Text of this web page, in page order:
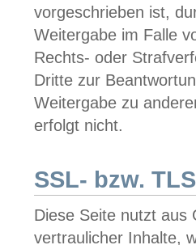
vorgeschrieben ist,
Weitergabe im Falle
Rechts- oder
Dritte zur
Weitergabe zu
erfolgt nicht.
SSL- bzw.
Diese Seite nutzt aus
vertraulicher Inhalte,